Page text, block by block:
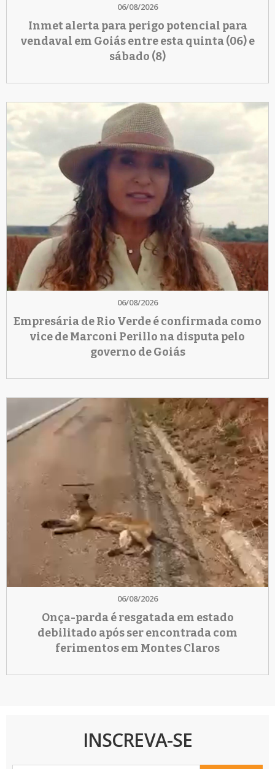
06/08/2026
Inmet alerta para perigo potencial para
vendaval em Goiás entre esta quinta (06) e
sábado (8)
06/08/2026
Empresária de Rio Verde é confirmada como
vice de Marconi Perillo na disputa pelo
governo de Goiás
06/08/2026
Onça-parda é resgatada em estado
debilitado após ser encontrada com
ferimentos em Montes Claros
INSCREVA-SE